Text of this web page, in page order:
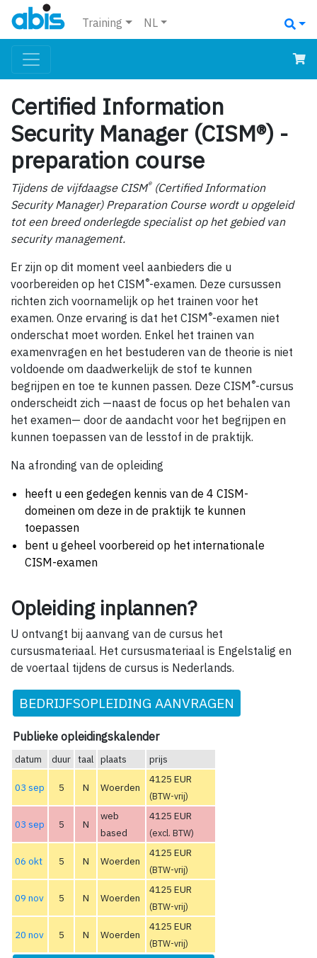
Training NL
Certified Information
Security Manager (CISM®) -
preparation course
Tijdens de vijfdaagse CISM®(Certified Information
Security Manager) Preparation Course wordt u opgeleid
tot een breed onderlegde specialist op het gebied van
security management.
Er zijn op dit moment veel aanbieders die u
voorbereiden op het CISM ®-examen. Deze cursussen
richten zich voornamelijk op het trainen voor het
examen. Onze ervaring is dat het CISM ®-examen niet
onderschat moet worden. Enkel het trainen van
examenvragen en het bestuderen van de theorie is niet
voldoende om daadwerkelijk de stof te kunnen
begrijpen en toe te kunnen passen. Deze CISM ®-cursus
onderscheidt zich —naast de focus op het behalen van
het examen— door de aandacht voor het begrijpen en
kunnen toepassen van de lesstof in de praktijk.
Na afronding van de opleiding
heeft u een gedegen kennis van de 4 CISM-
domeinen om deze in de praktijk te kunnen
toepassen
bent u geheel voorbereid op het internationale
CISM-examen
Opleiding inplannen?
U ontvangt bij aanvang van de cursus het
cursusmateriaal. Het cursusmateriaal is Engelstalig en
de voertaal tijdens de cursus is Nederlands.
BEDRIJFSOPLEIDING AANVRAGEN
Publieke opleidingskalender
datum duur taal plaats prijs
03 sep 5 N Woerden
4125 EUR
(BTW-vrij)
03 sep 5 N
web
based
4125 EUR
(excl. BTW)
06 okt 5 N Woerden
4125 EUR
(BTW-vrij)
09 nov 5 N Woerden
4125 EUR
(BTW-vrij)
20 nov 5 N Woerden
4125 EUR
(BTW-vrij)